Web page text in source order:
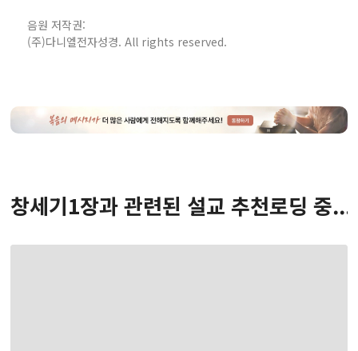
음원 저작권:
(주)다니엘전자성경. All rights reserved.
창세기1장과 관련된 설교 추천로딩 중...